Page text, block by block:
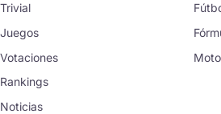
Trivial
Juegos
Votaciones
Rankings
Noticias